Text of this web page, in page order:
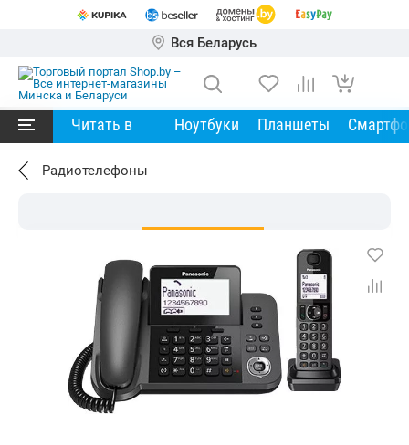
Вся Беларусь
Читать в Ноутбуки Планшеты
Радиотелефоны